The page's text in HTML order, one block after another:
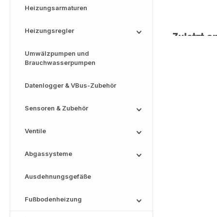
Heizungsarmaturen
Heizungsregler
Umwälzpumpen und
Brauchwasserpumpen
Datenlogger & VBus-Zubehör
Sensoren & Zubehör
Ventile
Abgassysteme
Ausdehnungsgefäße
Fußbodenheizung
Zuletzt